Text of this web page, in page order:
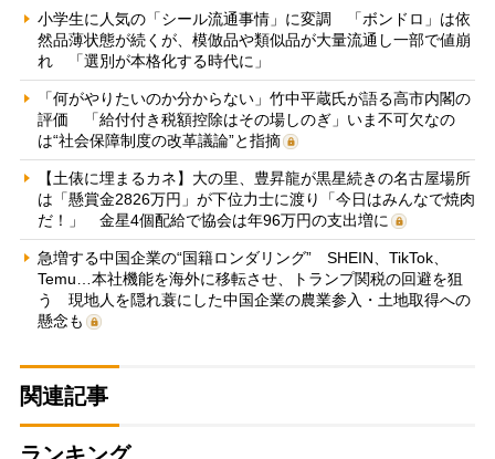
小学生に人気の「シール流通事情」に変調 「ボンドロ」は依
然品薄状態が続くが、模倣品や類似品が大量流通し一部で値崩
れ 「選別が本格化する時代に」
「何がやりたいのか分からない」竹中平蔵氏が語る高市内閣の
評価 「給付付き税額控除はその場しのぎ」いま不可欠なの
は“社会保障制度の改革議論”と指摘
【土俵に埋まるカネ】大の里、豊昇龍が黒星続きの名古屋場所
は「懸賞金2826万円」が下位力士に渡り「今日はみんなで焼肉
だ！」 金星4個配給で協会は年96万円の支出増に
急増する中国企業の“国籍ロンダリング” SHEIN、TikTok、
Temu…本社機能を海外に移転させ、トランプ関税の回避を狙
う 現地人を隠れ蓑にした中国企業の農業参入・土地取得への
懸念も
関連記事